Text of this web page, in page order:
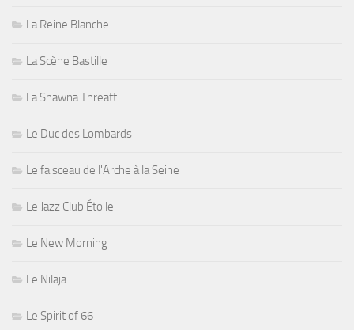
La Reine Blanche
La Scène Bastille
La Shawna Threatt
Le Duc des Lombards
Le faisceau de l'Arche à la Seine
Le Jazz Club Étoile
Le New Morning
Le Nilaja
Le Spirit of 66